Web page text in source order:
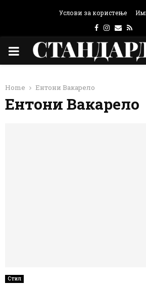
Услови за користење
Facebook
Instagram
Email
Rss
PRIMARY
Home Ентони Вакарело
Ентони Вакарело
Стил